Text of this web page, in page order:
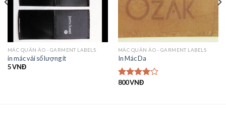
MÁC QUẦN ÁO - GARMENT LABELS
in mác vải số lượng ít
5VNĐ
MÁC QUẦN ÁO - GARMENT LABELS
In Mác Da
Được
800VNĐ